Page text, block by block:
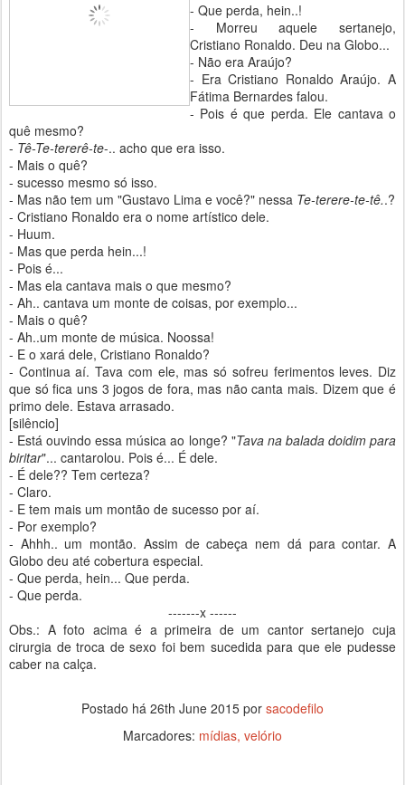
- Que perda, hein..!
- Morreu aquele sertanejo,
Cristiano Ronaldo. Deu na Globo...
- Não era Araújo?
- Era Cristiano Ronaldo Araújo. A
Fátima Bernardes falou.
- Pois é que perda. Ele cantava o
quê mesmo?
- Tê-Te-tererê-te-.. acho que era isso.
- Mais o quê?
- sucesso mesmo só isso.
- Mas não tem um "Gustavo Lima e você?" nessa Te-terere-te-tê..?
- Cristiano Ronaldo era o nome artístico dele.
- Huum.
- Mas que perda hein...!
- Pois é...
- Mas ela cantava mais o que mesmo?
- Ah.. cantava um monte de coisas, por exemplo...
- Mais o quê?
- Ah..um monte de música. Noossa!
- E o xará dele, Cristiano Ronaldo?
- Continua aí. Tava com ele, mas só sofreu ferimentos leves. Diz
que só fica uns 3 jogos de fora, mas não canta mais. Dizem que é
primo dele. Estava arrasado.
[silêncio]
- Está ouvindo essa música ao longe? "Tava na balada doidim para
biritar"... cantarolou. Pois é... É dele.
- É dele?? Tem certeza?
- Claro.
- E tem mais um montão de sucesso por aí.
- Por exemplo?
- Ahhh.. um montão. Assim de cabeça nem dá para contar. A
Globo deu até cobertura especial.
- Que perda, hein... Que perda.
- Que perda.
-------x ------
Obs.: A foto acima é a primeira de um cantor sertanejo cuja
cirurgia de troca de sexo foi bem sucedida para que ele pudesse
caber na calça.
Postado há 26th June 2015 por sacodefilo
Marcadores: mídias velório